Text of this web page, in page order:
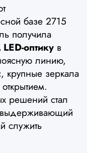
базе 2715
получила
LED-оптику в
линию,
крупные зеркала
решений стал
служить